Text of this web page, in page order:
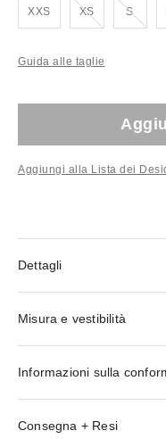
XXS XSEsaurito!
S
Guida alle taglie
Aggiungi alla Lista dei
Dettagli
Misura e vestibilità
Informazioni sulla
Consegna + Resi